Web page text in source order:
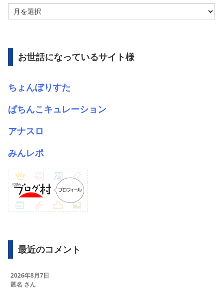
ー
ブ
お世話になっているサイト様
ちょんぼりすた
ぱちんこキュレーション
アナスロ
みんレポ
最近のコメント
2026年8月7日
匿名 さん